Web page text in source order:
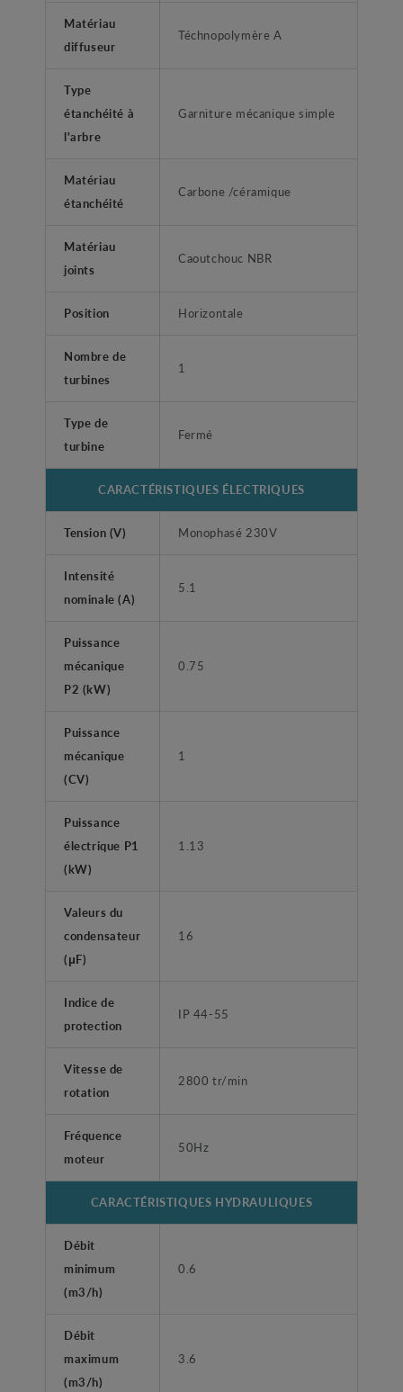
Matériau
diffuseur
Téchnopolymère A
Type
étanchéité à
l'arbre
Garniture mécanique simple
Matériau
étanchéité
Carbone /céramique
Matériau
joints
Caoutchouc NBR
Position Horizontale
Nombre de
turbines
1
Type de
turbine
Fermé
CARACTÉRISTIQUES ÉLECTRIQUES
Tension (V) Monophasé 230V
Intensité
nominale (A)
5.1
Puissance
mécanique
P2 (kW)
0.75
Puissance
mécanique
(CV)
1
Puissance
électrique P1
(kW)
1.13
Valeurs du
condensateur
(μF)
16
Indice de
protection
IP 44-55
Vitesse de
rotation
2800 tr/min
Fréquence
moteur
50Hz
CARACTÉRISTIQUES HYDRAULIQUES
Débit
minimum
(m3/h)
0.6
Débit
maximum
(m3/h)
3.6